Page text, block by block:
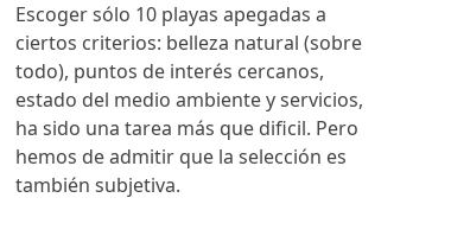
Escoger sólo 10 playas apegadas a
ciertos criterios: belleza natural (sobre
todo), puntos de interés cercanos,
estado del medio ambiente y servicios,
ha sido una tarea más que dificil. Pero
hemos de admitir que la selección es
también subjetiva.